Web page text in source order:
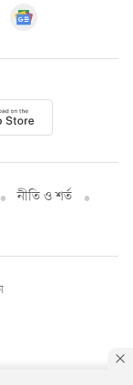
নীতি ও শর্ত